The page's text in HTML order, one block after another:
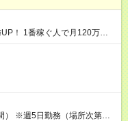
！ 1番稼ぐ人で月120万ほ
係 1日150個配達×25日勤務
） ※週5日勤務（場所次第で